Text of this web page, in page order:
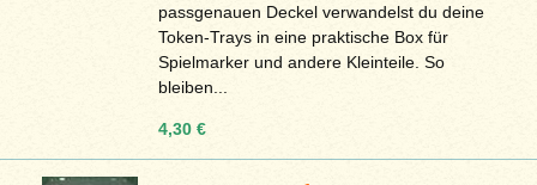
passgenauen Deckel verwandelst du deine
Token-Trays in eine praktische Box für
Spielmarker und andere Kleinteile. So
bleiben...
4,30 €